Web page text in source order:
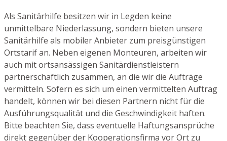
Als Sanitärhilfe besitzen wir in Legden keine
unmittelbare Niederlassung, sondern bieten unsere
Sanitärhilfe als mobiler Anbieter zum preisgünstigen
Ortstarif an. Neben eigenen Monteuren, arbeiten wir
auch mit ortsansässigen Sanitärdienstleistern
partnerschaftlich zusammen, an die wir die Aufträge
vermitteln. Sofern es sich um einen vermittelten Auftrag
handelt, können wir bei diesen Partnern nicht für die
Ausführungsqualität und die Geschwindigkeit haften.
Bitte beachten Sie, dass eventuelle Haftungsansprüche
direkt gegenüber der Kooperationsfirma vor Ort zu